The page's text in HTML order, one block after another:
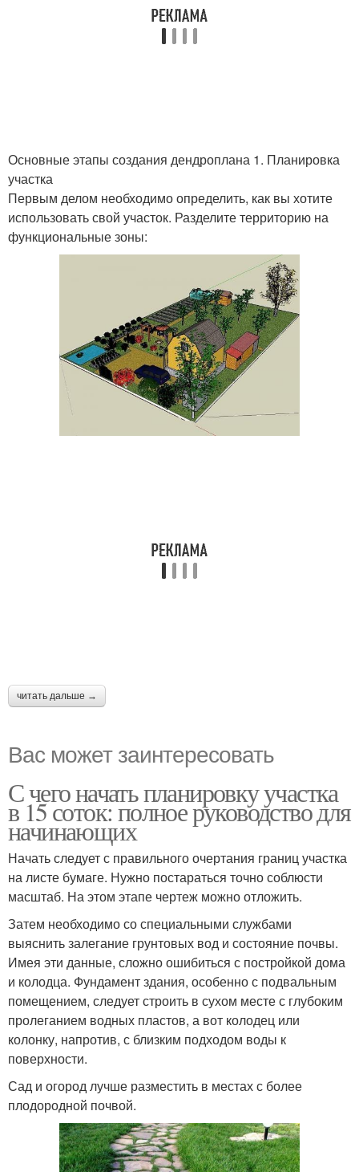
Основные этапы создания дендроплана 1. Планировка
участка
Первым делом необходимо определить, как вы хотите
использовать свой участок. Разделите территорию на
функциональные зоны:
читать дальше →
Вас может заинтересовать
С чего начать планировку участка
в 15 соток: полное руководство для
начинающих
Начать следует с правильного очертания границ участка
на листе бумаге. Нужно постараться точно соблюсти
масштаб. На этом этапе чертеж можно отложить.
Затем необходимо со специальными службами
выяснить залегание грунтовых вод и состояние почвы.
Имея эти данные, сложно ошибиться с постройкой дома
и колодца. Фундамент здания, особенно с подвальным
помещением, следует строить в сухом месте с глубоким
пролеганием водных пластов, а вот колодец или
колонку, напротив, с близким подходом воды к
поверхности.
Сад и огород лучше разместить в местах с более
плодородной почвой.